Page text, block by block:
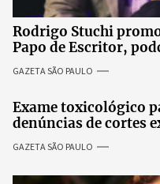
Rodrigo Stuchi
Papo de Escritor,
especialistas para
prosperidade.
GAZETA SÃO PAULO
Exame toxicológico
denúncias de cortes
revolta entre
GAZETA SÃO PAULO